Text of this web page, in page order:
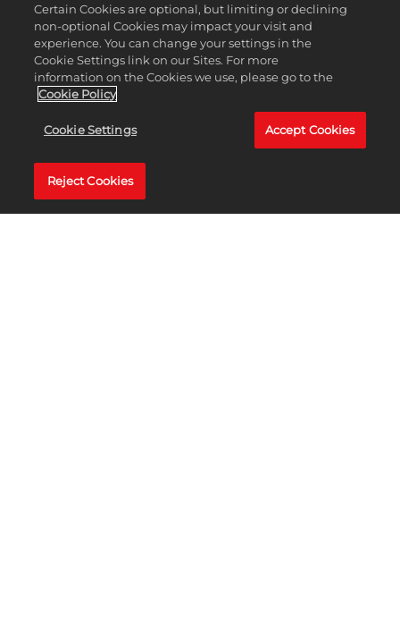
Las temporadas de LEGO 2K Drive no tienen límites
para que puedas elegir y jugar cada temporada a tu
ritmo. Si ya has jugado la versión gratuita de una
temporada y decides mejorarla con el Drive Pass
Premium, ¡desbloquearás al instante todas las
recompensas premium que hayas ganado según tu nivel
Certain Cookies are optional, but limiting or declining
non-optional Cookies may impact your visit and
experience. You can change your settings in the
Cookie Settings link on our Sites. For more
information on the Cookies we use, please go to the
Cookie Policy
Cookie Settings Accept Cookies
Reject Cookies